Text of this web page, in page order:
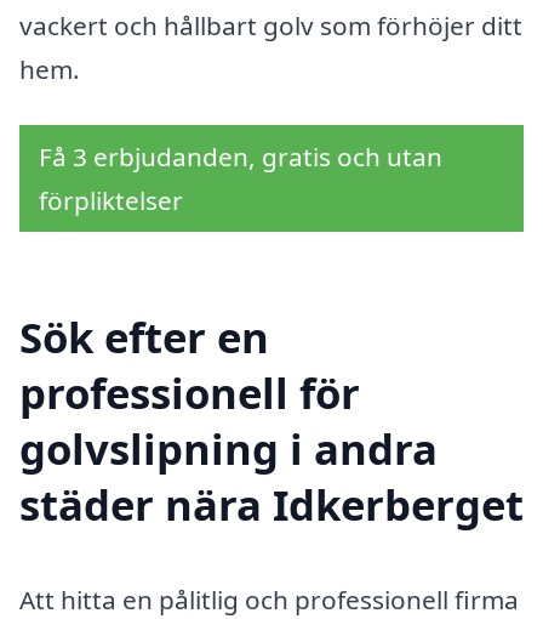
vackert och hållbart golv som förhöjer ditt
hem.
Få 3 erbjudanden, gratis och utan
förpliktelser
Sök efter en
professionell för
golvslipning i andra
städer nära Idkerberget
Att hitta en pålitlig och professionell firma